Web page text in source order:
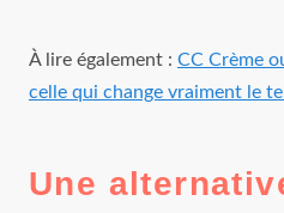
À lire également : CC Crème
celle qui change vraiment le
Une